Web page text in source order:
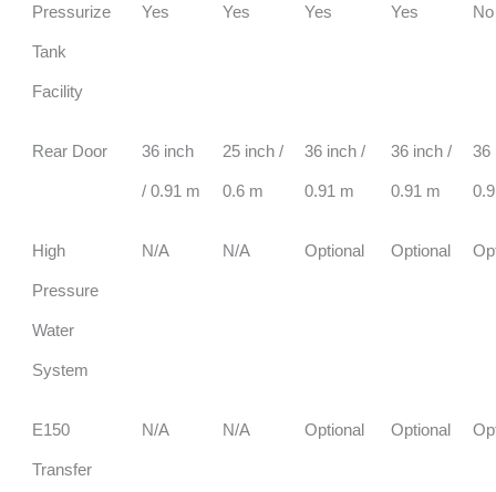
Pressurize
Tank
Facility
Yes Yes Yes Yes No
Rear Door 36 inch
/ 0.91 m
25 inch /
0.6 m
36 inch /
0.91 m
36 inch /
0.91 m
36
High
Pressure
Water
System
N/A N/A Optional Optional
E150
Transfer
N/A N/A Optional Optional